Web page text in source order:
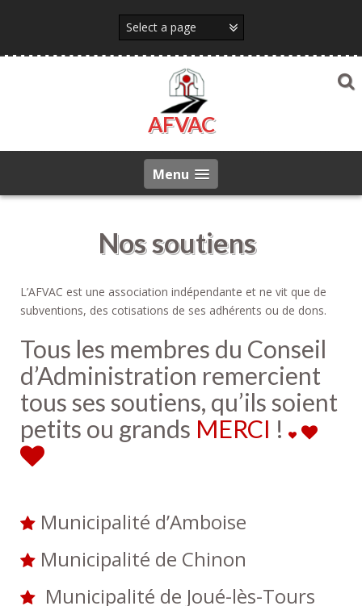
AFVAC
Menu
Nos soutiens
L’AFVAC est une association indépendante et ne vit que de
subventions, des cotisations de ses adhérents ou de dons.
Tous les membres du Conseil
d’Administration remercient
tous ses soutiens, qu’ils soient
petits ou grands MERCI !
Municipalité d’Amboise
Municipalité de Chinon
Municipalité de Joué-lès-Tours